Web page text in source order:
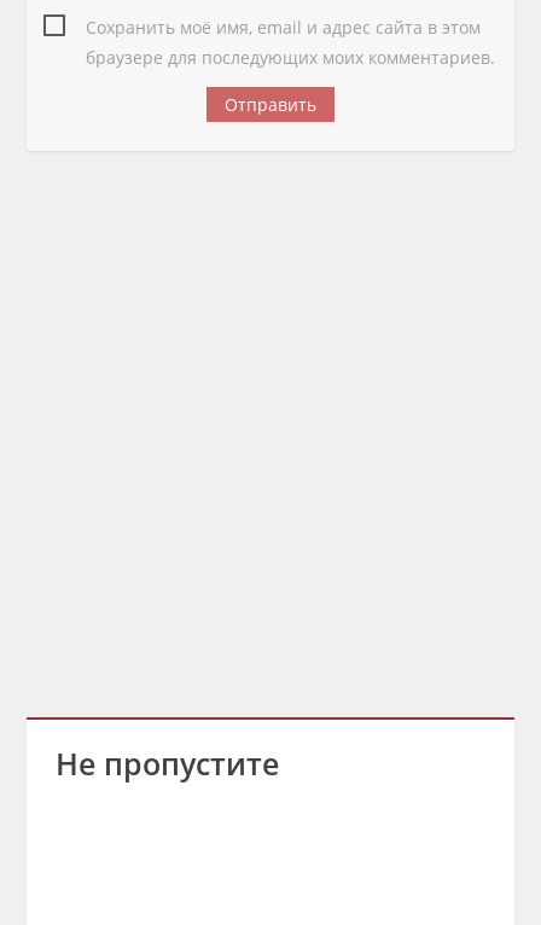
Сохранить моё имя, email и адрес сайта в этом
браузере для последующих моих комментариев.
Не пропустите